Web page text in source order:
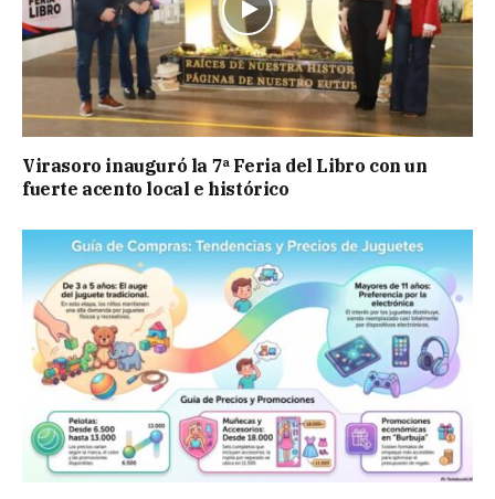
Virasoro inauguró la 7ª Feria del Libro con un
fuerte acento local e histórico